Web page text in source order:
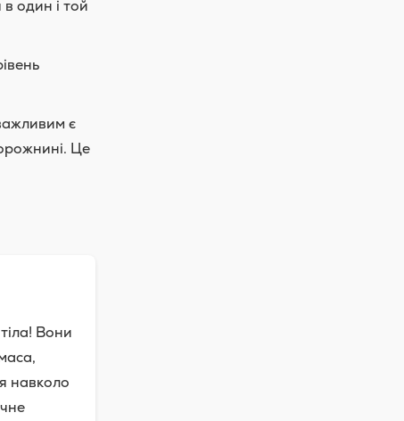
один і той
є
Це
Вони
навколо